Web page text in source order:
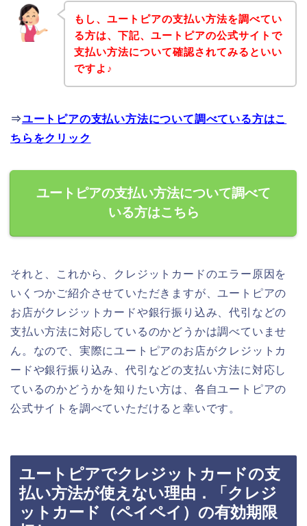
もし、ユートピアの支払い方法を調べてい
る方は、下記、ユートピアの公式サイトで
支払い方法について確認されてみるといい
ですよ♪
⇒ユートピアの支払い方法について調べている方はこ
ちらをクリック
ユートピアの支払い方法について調べて
いる方はこちら
それと、これから、クレジットカードのエラー原因を
いくつかご紹介させていただきますが、ユートピアの
お店がクレジットカードや銀行振り込み、代引などの
支払い方法に対応しているのかどうかは調べていませ
ん。なので、実際にユートピアのお店がクレジットカ
ードや銀行振り込み、代引などの支払い方法に対応し
ているのかどうかを知りたい方は、各自ユートピアの
公式サイトを調べていただけると幸いです。
ユートピアでクレジットカードの支
払い方法が使えない理由．「クレジ
ットカード（ペイペイ）の有効期限